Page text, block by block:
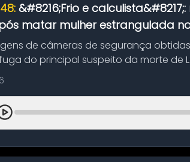
&#8216;Frio e
matar mulher estrangulada
de câmeras de segurança
do principal suspeito da morte de
d...